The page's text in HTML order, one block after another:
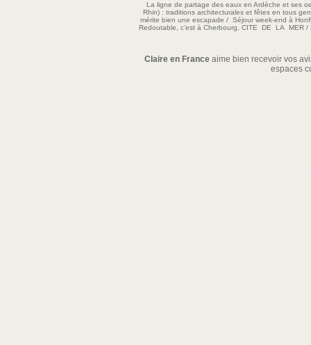
La ligne de partage des eaux en Ardèche et ses
Rhin) : traditions architecturales et fêtes en tous
mérite bien une escapade/Séjour week-end à
Redoutable, c'est à Cherbourg, CITE DE LA MER/
Claire en Franceaime bien recevoir vos
espaces